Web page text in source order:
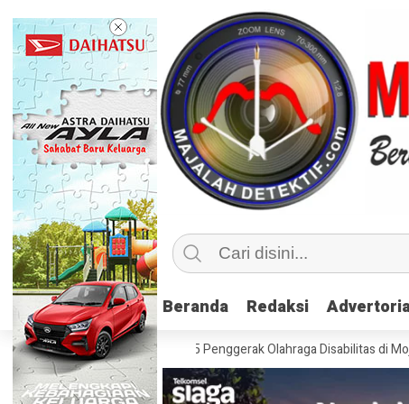
Beranda Redaksi
Beranda Redaksi
Kemenpora Latih 115 Penggerak Olahraga Disabilitas di Mojokerto